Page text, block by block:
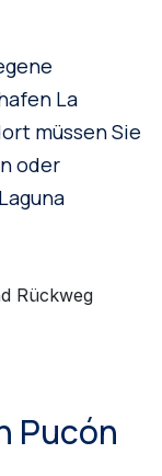
La
müssen Sie
oder
Rückweg
Pucón